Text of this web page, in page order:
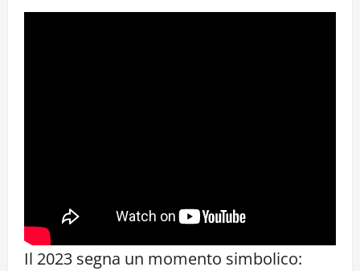
Il 2023 segna un momento simbolico: